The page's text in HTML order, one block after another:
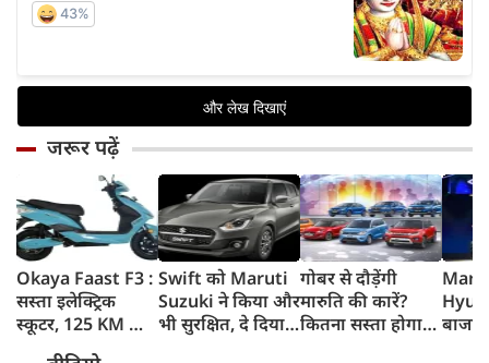
जरूर पढ़ें
Okaya Faast F3 :
सस्ता इलेक्ट्रिक
स्कूटर, 125 KM की
Swift को Maruti
Suzuki ने किया और
भी सुरक्षित, दे दिया
गोबर से दौड़ेंगी
मारुति की कारें?
कितना सस्ता होगा